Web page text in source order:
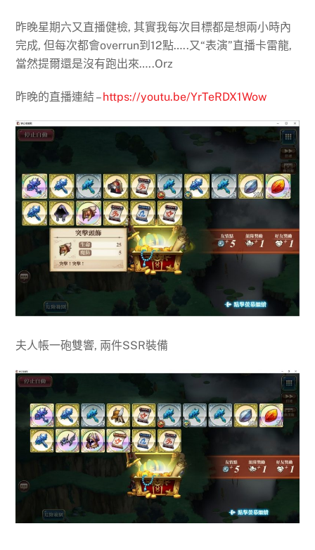
昨晚星期六又直播健檢, 其實我每次目標都是想兩小時內
完成, 但每次都會overrun到12點…..又“表演”直播卡雷龍,
當然提爾還是沒有跑出來…..Orz
昨晚的直播連結 –https://youtu.be/YrTeRDX1Wow
夫人帳一砲雙響, 兩件SSR裝備